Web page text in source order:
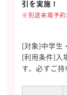
引を実施！
※別途来場予約
[対象]中学生
[利用条件]入
す。必ずご持